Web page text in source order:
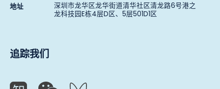
地址 深圳市龙华区龙华街道清华社区清龙路6号港之
龙科技园E栋4层D区、5层501D1区
追踪我们